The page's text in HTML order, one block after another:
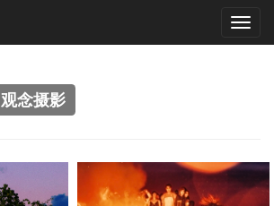
观念摄影